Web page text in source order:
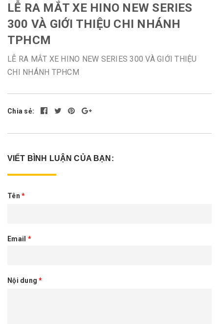
LỄ RA MẮT XE HINO NEW SERIES
300 VÀ GIỚI THIỆU CHI NHÁNH
TPHCM
LỄ RA MẮT XE HINO NEW SERIES 300 VÀ GIỚI THIỆU
CHI NHÁNH TPHCM
Chia sẻ:
VIẾT BÌNH LUẬN CỦA BẠN:
Tên *
Email *
Nội dung*